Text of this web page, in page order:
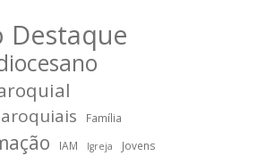
Destaque
Família
IAM Igreja Jovens